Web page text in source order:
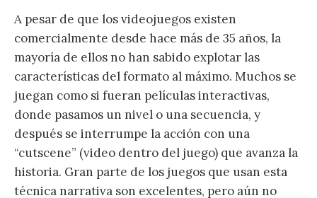
A pesar de que los videojuegos existen
comercialmente desde hace más de 35 años, la
mayoría de ellos no han sabido explotar las
características del formato al máximo. Muchos se
juegan como si fueran películas interactivas,
donde pasamos un nivel o una secuencia, y
después se interrumpe la acción con una
“cutscene” (video dentro del juego) que avanza la
historia. Gran parte de los juegos que usan esta
técnica narrativa son excelentes, pero aún no